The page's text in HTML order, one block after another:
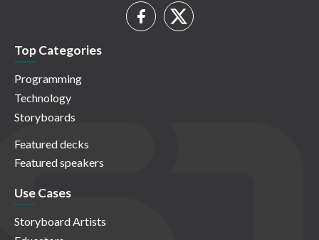
Top Categories
Programming
Technology
Storyboards
Featured decks
Featured speakers
Use Cases
Storyboard Artists